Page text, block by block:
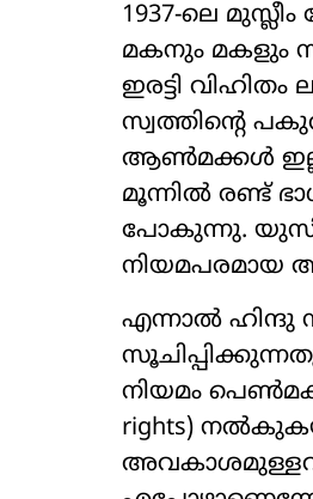
1937-ലെ
മകനും മകളും
ഇരട്ടി
സ്വത്തിന്റെ
ആൺമക്കൾ
മൂന്നിൽ രണ്ട്
പോകുന്നു.
നിയമപരമായ
എന്നാൽ ഹിന്ദു
നിയമം
rights)